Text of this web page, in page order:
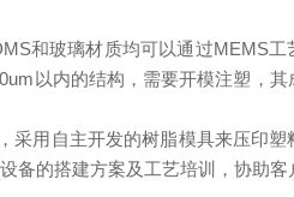
和玻璃材质均可以通过MEMS工
以内的结构，需要开模注塑，其
采用自主开发的树脂模具来压印塑
备的搭建方案及工艺培训，协助客